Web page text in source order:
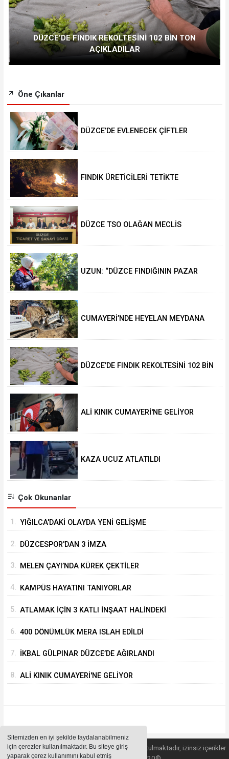
Sitemizden en iyi şekilde faydalanabilmeniz
için çerezler kullanılmaktadır. Bu siteye giriş
yaparak çerez kullanımını kabul etmiş
DÜZCE’DE FINDIK REKOLTESİNİ 102 BİN TON
AÇIKLADILAR
Öne Çıkanlar
DÜZCE’DE EVLENECEK ÇİFTLER
FINDIK ÜRETİCİLERİ TETİKTE
DÜZCE TSO OLAĞAN MECLİS
UZUN: “DÜZCE FINDIĞININ PAZAR
CUMAYERİ’NDE HEYELAN MEYDANA
DÜZCE’DE FINDIK REKOLTESİNİ 102 BİN
ALİ KINIK CUMAYERİ'NE GELİYOR
KAZA UCUZ ATLATILDI
Çok Okunanlar
1. YIĞILCA'DAKİ OLAYDA YENİ GELİŞME
2. DÜZCESPOR'DAN 3 İMZA
3. MELEN ÇAYI’NDA KÜREK ÇEKTİLER
4. KAMPÜS HAYATINI TANIYORLAR
5. ATLAMAK İÇİN 3 KATLI İNŞAAT HALİNDEKİ
6. 400 DÖNÜMLÜK MERA ISLAH EDİLDİ
7. İKBAL GÜLPINAR DÜZCE’DE AĞIRLANDI
8. ALİ KINIK CUMAYERİ'NE GELİYOR
Sitemizde bulunan içeriklerin tüm hakları saklı tutulmaktadır, izinsiz içerikler